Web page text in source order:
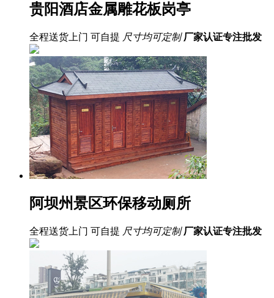
贵阳酒店金属雕花板岗亭
全程送货上门 可自提 尺寸均可定制 厂家认证专注批发
阿坝州景区环保移动厕所
全程送货上门 可自提 尺寸均可定制 厂家认证专注批发